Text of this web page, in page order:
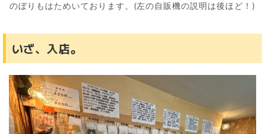
のぼりもはためいております。(左の自販機の説明は後ほど！)
いざ、入店。